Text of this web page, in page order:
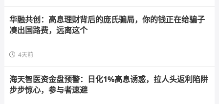
华融共创：高息理财背后的庞氏骗局，你的钱正在给骗子
凑出国路费，远离这个
4天前
海天智医资金盘预警：日化1%高息诱惑，拉人头返利陷阱
步步惊心，参与者速避